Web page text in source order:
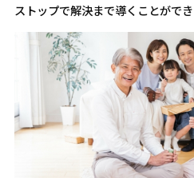
ストップで解決まで導くことができ